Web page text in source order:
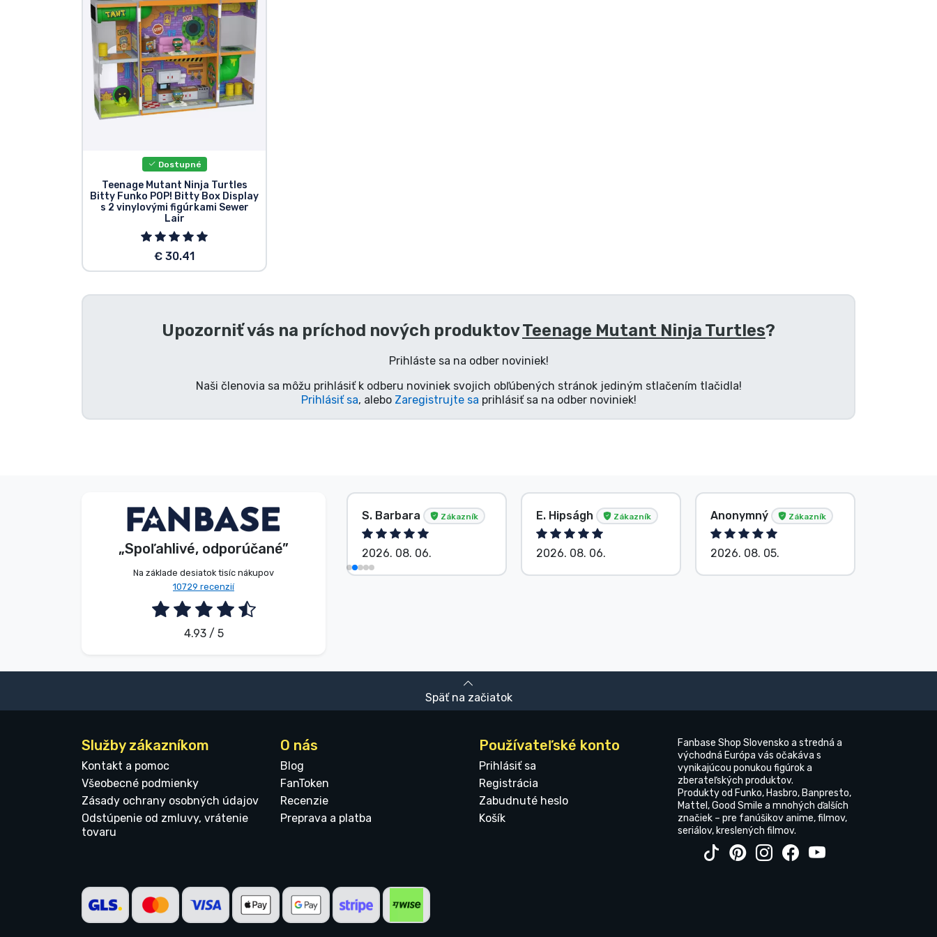
Dostupné
Teenage Mutant Ninja Turtles
Bitty Funko POP! Bitty Box Display
s 2 vinylovými figúrkami Sewer
Lair
€ 30.41
Upozorniť vás na príchod nových produktovTeenage Mutant Ninja Turtles?
Prihláste sa na odber noviniek!
Naši členovia sa môžu prihlásiť k odberu noviniek svojich obľúbených stránok jediným stlačením tlačidla!
Prihlásiť sa, alebo Zaregistrujte sa prihlásiť sa na odber noviniek!
„Spoľahlivé, odporúčané”
Na základe desiatok tisíc nákupov
10729 recenzií
4.93 / 5
V. Éva Zákazník
2026. 08. 06.
S. Barbara Zákazník
2026. 08. 06.
E. Hipságh Zákazník
2026. 08. 06.
Anonymný Zákazník
2026. 08. 05.
Späť na začiatok
Služby zákazníkom
Kontakt a pomoc
Všeobecné podmienky
Zásady ochrany osobných údajov
Odstúpenie od zmluvy, vrátenie
tovaru
O nás
Blog
FanToken
Recenzie
Preprava a platba
Používateľské konto
Prihlásiť sa
Registrácia
Zabudnuté heslo
Košík
Fanbase Shop Slovensko a stredná a
východná Európa vás očakáva s
vynikajúcou ponukou figúrok a
zberateľských produktov.
Produkty od Funko, Hasbro, Banpresto,
Mattel, Good Smile a mnohých ďalších
značiek – pre fanúšikov anime, filmov,
seriálov, kreslených filmov.
Zoradiť podľa série
Zoradiť podľa filmov
Zoradiť podľa karikatúry
Zoradiť podľa hier
Zoradiť podľa hudby